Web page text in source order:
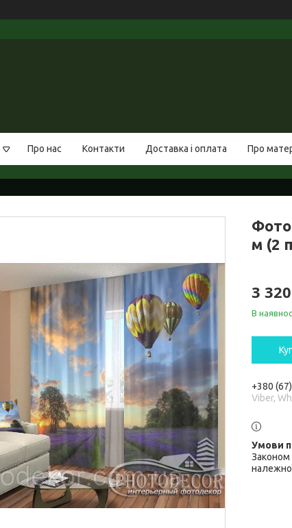
Про нас Контакти Доставка і оплата Про
м (2
3
В
+380
Viber,
Законом